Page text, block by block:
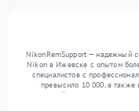
NikonRemSupport — надежный
Nikon в Ижевске с опытом
специалистов с
превысило 10 000, а также
сервисный центр поступает
различного уровня